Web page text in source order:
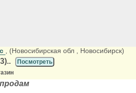
, (Новосибирская обл , Новосибирск)
Посмотреть